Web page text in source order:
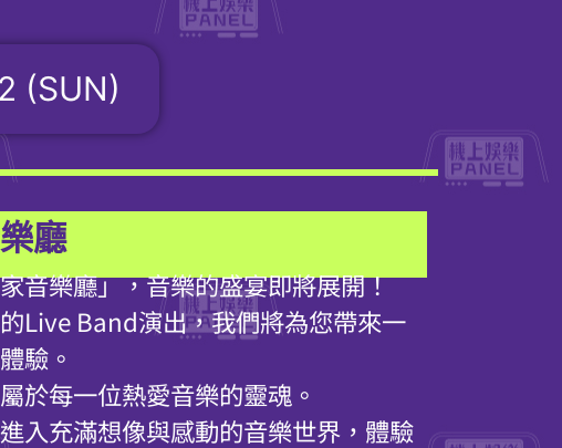
(SUN)
廳
音樂廳」，音樂的盛宴即將展開！
Live Band演出，我們將為您帶來一
驗。
於每一位熱愛音樂的靈魂。
入充滿想像與感動的音樂世界，體驗